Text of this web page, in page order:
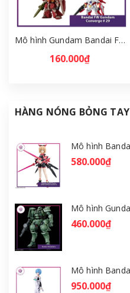
Mô hình Gundam Bandai FW Gundam Converge # 29 Full Set [GDB] [FCH]
160.000₫
HÀNG NÓNG BỎNG TAY
580.000₫
460.000₫
950.000₫